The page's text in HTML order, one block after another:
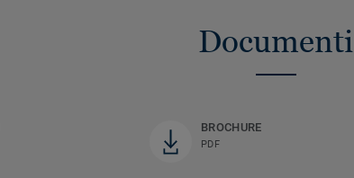
Documenti
BROCHURE
PDF